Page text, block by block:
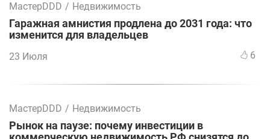
МастерDDD / Недвижимость
Гаражная амнистия продлена до 2031 года: что
изменится для владельцев
23 Июля 6
МастерDDD / Недвижимость
Рынок на паузе: почему инвестиции в